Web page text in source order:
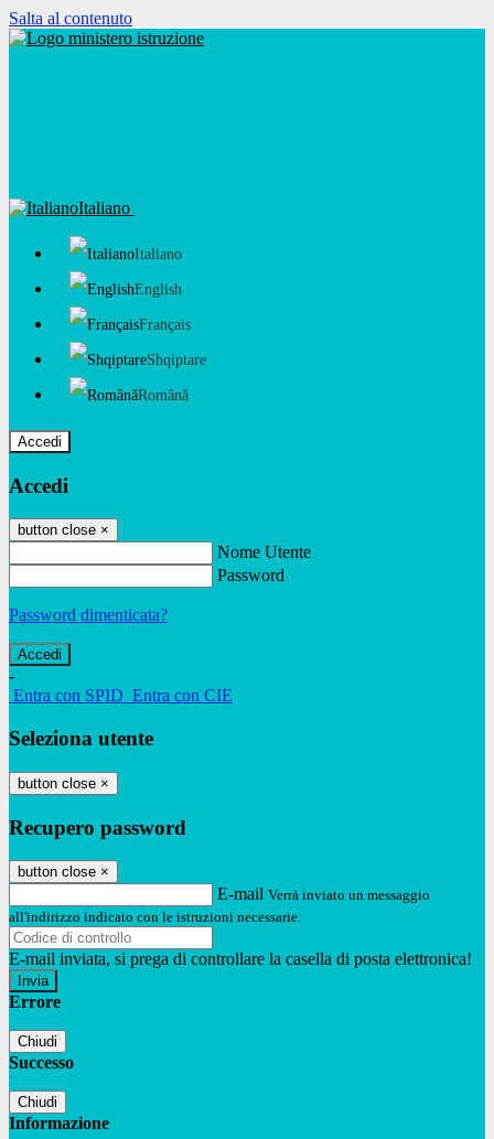
Salta al contenuto
Italiano
Italiano
English
Français
Shqiptare
Română
Accedi
Accedi
button close ×
Nome Utente
Password
Password dimenticata?
-
Entra con SPID Entra con CIE
Seleziona utente
button close ×
Recupero password
button close ×
E-mail Verrà inviato un messaggio
all'indirizzo indicato con le istruzioni necessarie.
E-mail inviata, si prega di controllare la casella di posta elettronica!
Errore
Chiudi
Successo
Chiudi
Informazione